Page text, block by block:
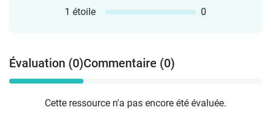
1 étoile
0
Évaluation (0)Commentaire (0)
Cette ressource n'a pas encore été évaluée.